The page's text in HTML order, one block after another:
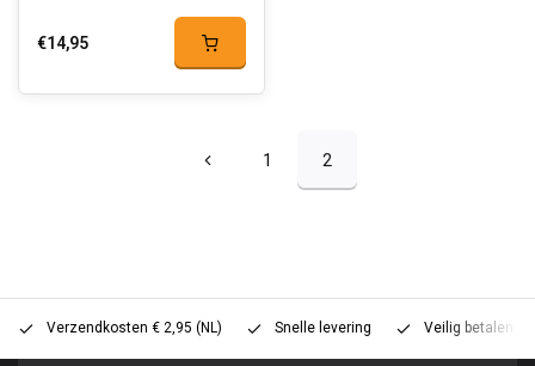
€14,95
1 2
Verzendkosten € 2,95 (NL) Snelle levering Veilig betalen